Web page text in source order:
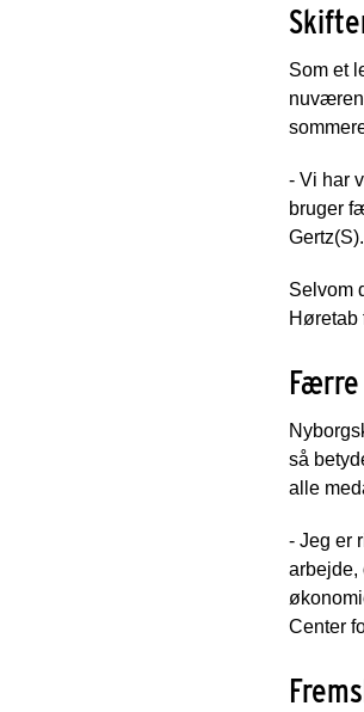
Som et
- Vi har
bruger
Gertz(S).
Selvom
Høretab
så
alle
- Jeg er
arbejde,
Center